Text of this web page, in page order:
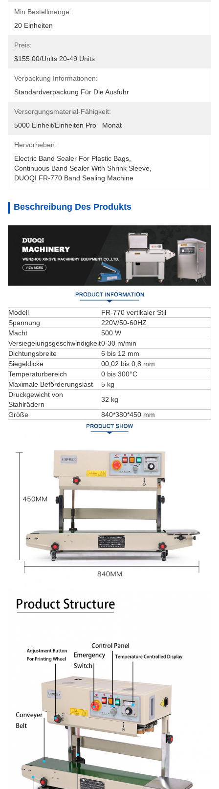
Min Bestellmenge:
20 Einheiten
Preis:
$155.00/units 20-49 Units
Verpackung Informationen:
Standardverpackung Für Die Ausfuhr
Versorgungsmaterial-Fähigkeit:
5000 Einheit/Einheiten Pro   Monat
Hervorheben:
Electric Band Sealer For Plastic Bags
Continuous Band Sealer With Shrink Sleeve
DUOQI FR-770 Band Sealing Machine
Beschreibung Des Produkts
Modell
FR-770 vertikaler Stil
Spannung
220V/50-60HZ
Macht
500 W
Versiegelungsgeschwindigkeit0-30 m/min
Dichtungsbreite
6 bis 12 mm
Siegeldicke
00,02 bis 0,8 mm
Temperaturbereich
0 bis 300°C
Maximale Beförderungslast
5 kg
Druckgewicht von
Stahlrädern
32 kg
Größe
840*380*450 mm